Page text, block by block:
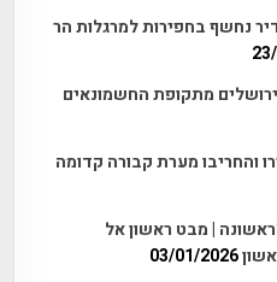
נחשף בחפירות למרגלות הר
מתקופת החשמונאים
והחריבו מערת קבורה קדומה
| מבט ראשון אל
03/01/2026